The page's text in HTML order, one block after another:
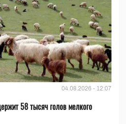
04.08.2026 - 12:07
58 тысяч голов мелкого